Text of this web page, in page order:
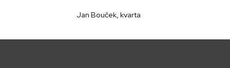
Jan Bouček, kvarta